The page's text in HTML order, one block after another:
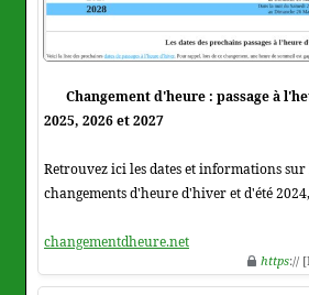
Changement d'heure : passage à
2025, 2026 et 2027
Retrouvez ici les dates et informations
changements d'heure d'hiver et d'été
changementdheure.net
https://